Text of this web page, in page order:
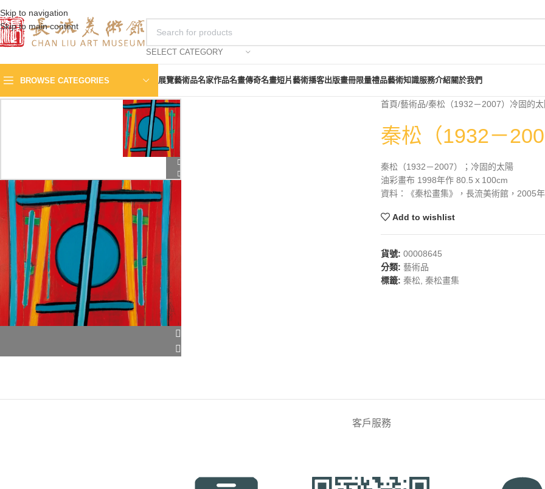
Skip to navigation
Skip to main content
SELECT CATEGORY
BROWSE CATEGORIES 展覽藝術品名家作品名畫傳奇名畫短片藝術播客出版畫冊限量禮品藝術知識服務介紹關於我們
首頁 藝術品 秦松（1932－2007）冷固的
秦松（1932－
秦松（1932－2007）；冷固的太陽
油彩畫布 1998年作 80.5ｘ100cm
資料：《秦松畫集》，長流美術館，2005
Add to wishlist
貨號: 00008645
分類: 藝術品
標籤: 秦松 秦松畫集
客戶服務